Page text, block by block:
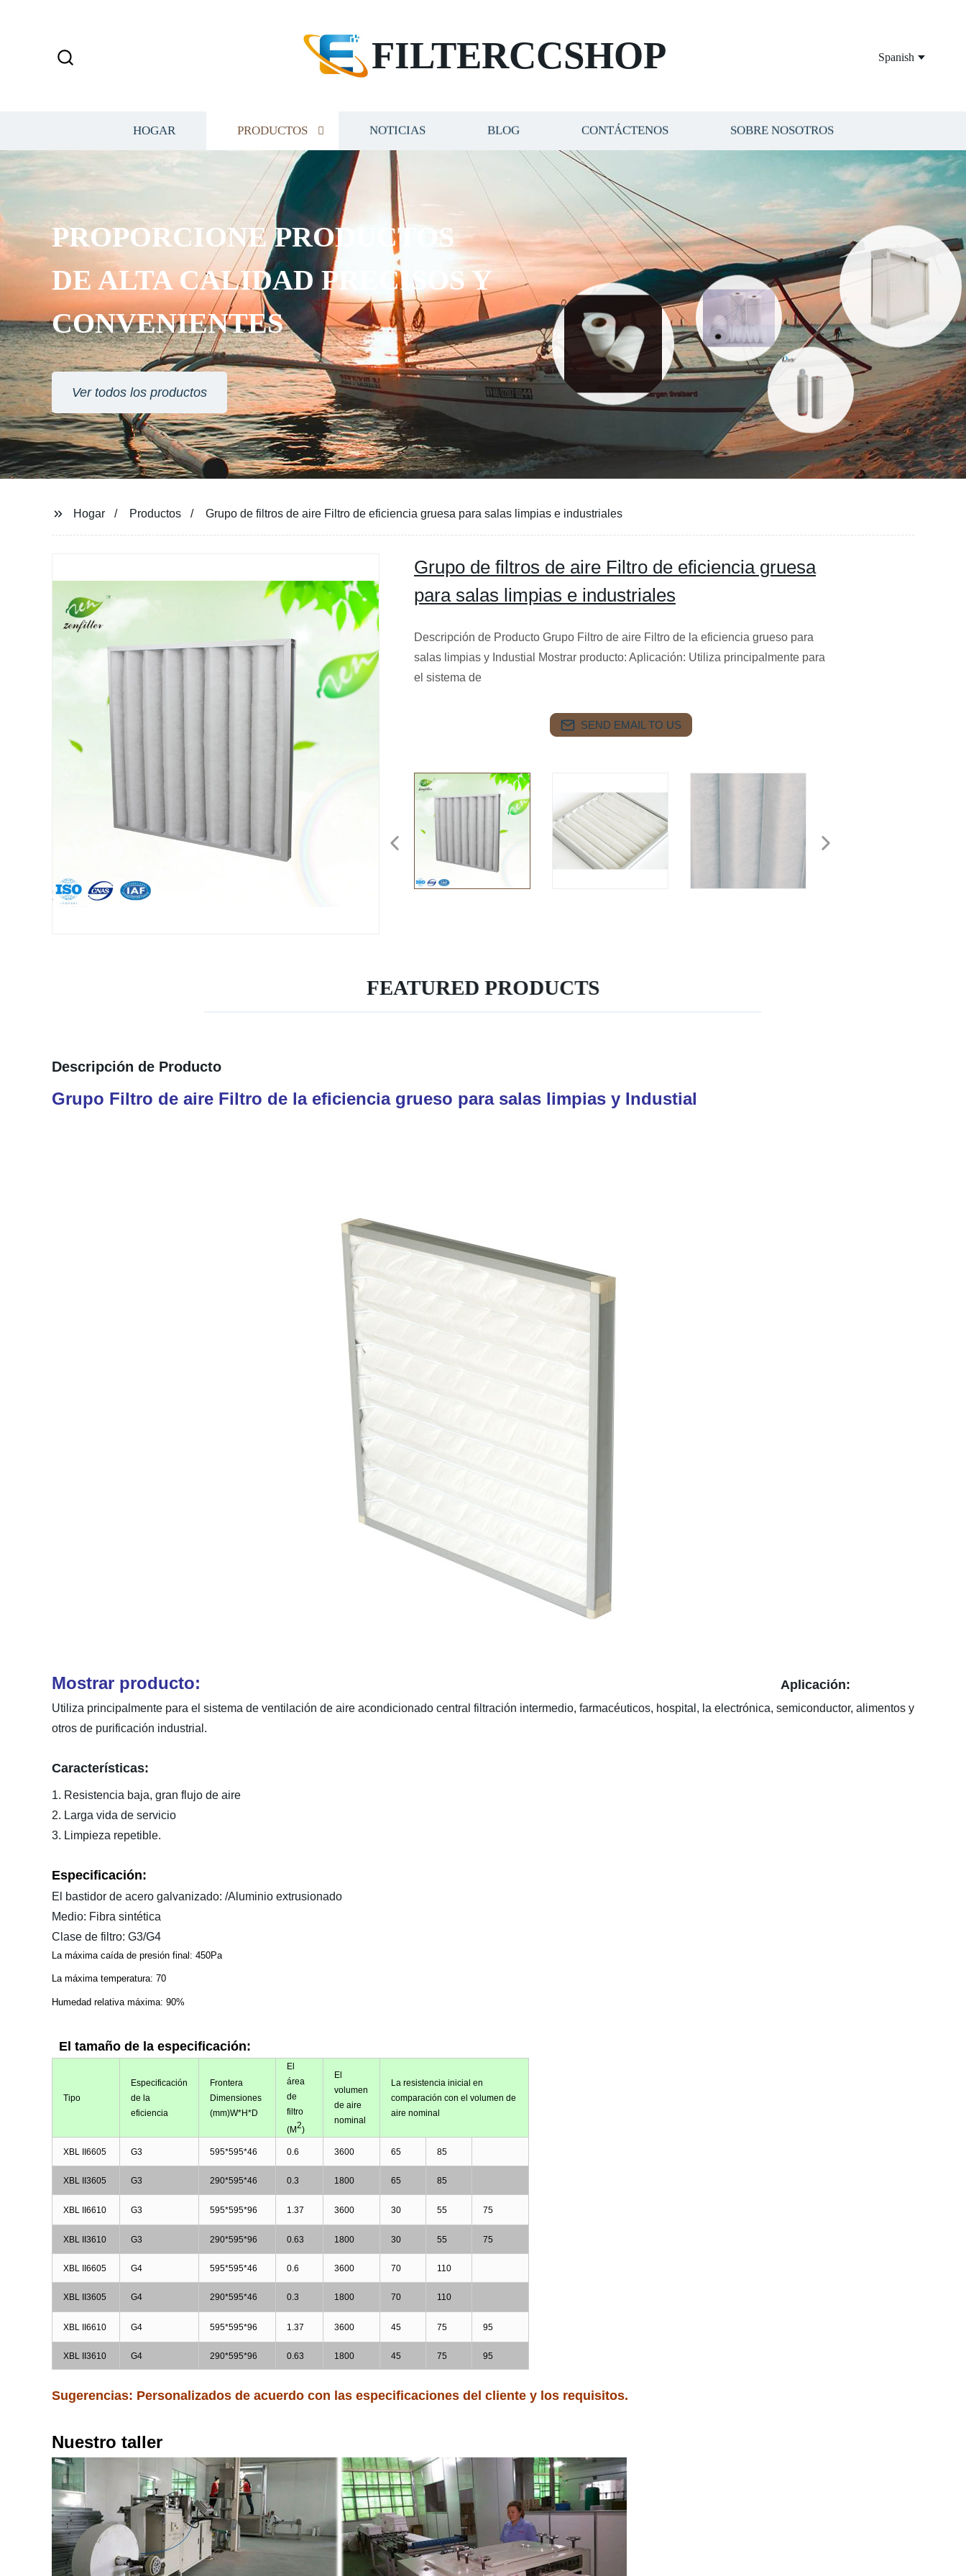
FILTERCCSHOP Spanish
HOGAR PRODUCTOS NOTICIAS BLOG CONTÁCTENOS SOBRE NOSOTROS
PROPORCIONE PRODUCTOS
DE ALTA CALIDAD PRECISOS Y
CONVENIENTES
Ver todos los productos
Hogar Productos Grupo de filtros de aire Filtro de eficiencia gruesa para salas limpias e industriales
Grupo de filtros de aire Filtro de eficiencia gruesa
para salas limpias e industriales
Descripción de Producto Grupo Filtro de aire Filtro de la eficiencia grueso para
salas limpias y Industial Mostrar producto: Aplicación: Utiliza principalmente para
el sistema de
SEND EMAIL TO US
FEATURED PRODUCTS
Descripción de Producto
Grupo Filtro de aire Filtro de la eficiencia grueso para salas limpias y Industial
Mostrar producto: Aplicación:
Utiliza principalmente para el sistema de ventilación de aire acondicionado central filtración intermedio, farmacéuticos, hospital, la electrónica, semiconductor, alimentos y
otros de purificación industrial.
Características:
1. Resistencia baja, gran flujo de aire
2. Larga vida de servicio
3. Limpieza repetible.
Especificación:
El bastidor de acero galvanizado: /Aluminio extrusionado
Medio: Fibra sintética
Clase de filtro: G3/G4
La máxima caída de presión final: 450Pa
La máxima temperatura: 70
Humedad relativa máxima: 90%
El tamaño de la especificación:
Tipo
Especificación
de la
eficiencia
Frontera
Dimensiones
(mm)W*H*D
El
área
de
filtro
(M2)
El
volumen
de aire
nominal
La resistencia inicial en
comparación con el volumen de
aire nominal
XBL II6605 G3 595*595*46 0.6 3600 65 85
XBL II3605 G3 290*595*46 0.3 1800 65 85
XBL II6610 G3 595*595*96 1.37 3600 30 55 75
XBL II3610 G3 290*595*96 0.63 1800 30 55 75
XBL II6605 G4 595*595*46 0.6 3600 70 110
XBL II3605 G4 290*595*46 0.3 1800 70 110
XBL II6610 G4 595*595*96 1.37 3600 45 75 95
XBL II3610 G4 290*595*96 0.63 1800 45 75 95
Sugerencias: Personalizados de acuerdo con las especificaciones del cliente y los requisitos.
Nuestro taller